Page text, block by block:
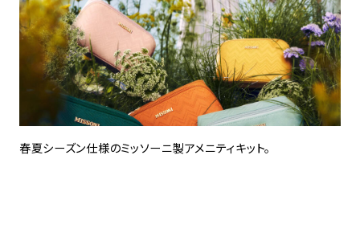
春夏シーズン仕様のミッソーニ製アメニティキット。